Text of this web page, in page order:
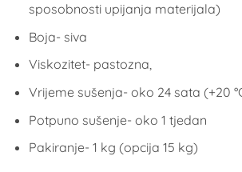
sposobnosti upijanja materijala)
Boja- siva
Viskozitet- pastozna,
Vrijeme sušenja- oko 24 sata (+20
Potpuno sušenje- oko 1 tjedan
Pakiranje- 1 kg (opcija 15 kg)